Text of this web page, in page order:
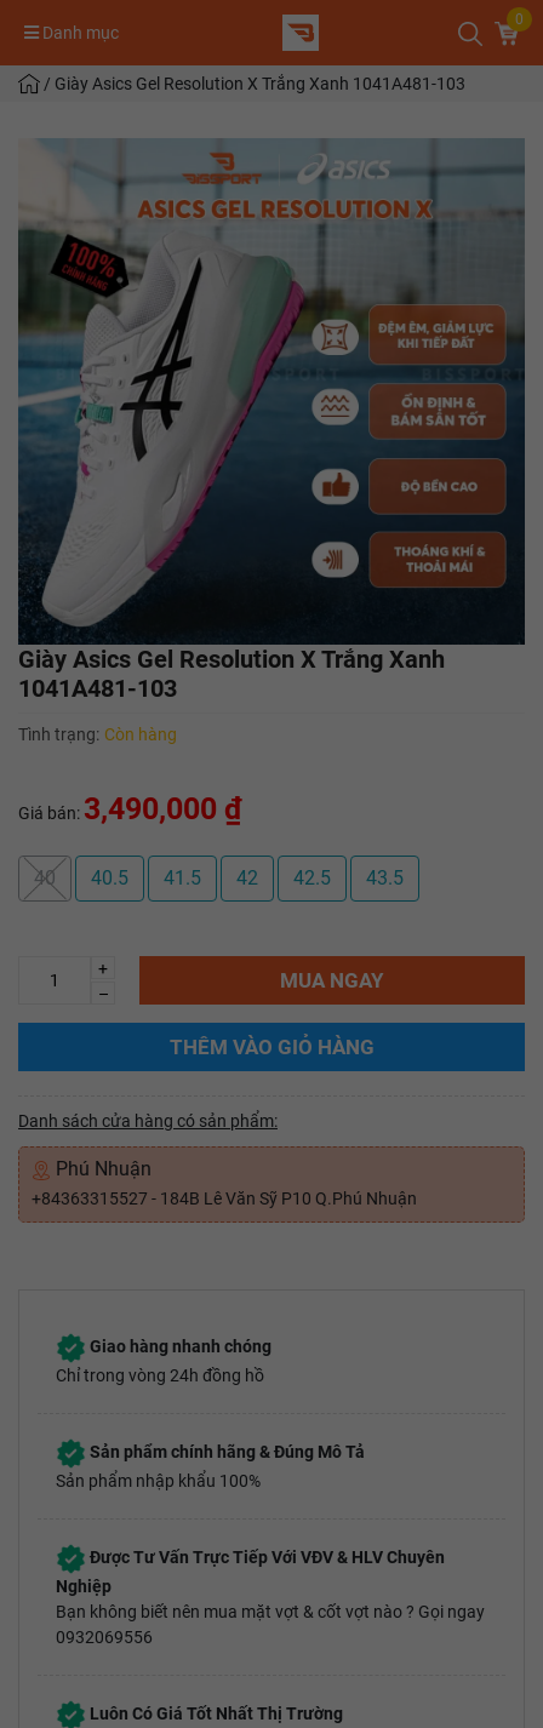
Danh mục
0
/ Giày Asics Gel Resolution X Trắng Xanh 1041A481-103
Giày Asics Gel Resolution X Trắng Xanh
1041A481-103
Tình trạng: Còn hàng
Giá bán: 3,490,000 ₫
40 40.5 41.5 42 42.5 43.5
+
–
MUA NGAY
THÊM VÀO GIỎ HÀNG
Danh sách cửa hàng có sản phẩm:
Phú Nhuận
+84363315527 - 184B Lê Văn Sỹ P10 Q.Phú Nhuận
Giao hàng nhanh chóng
Chỉ trong vòng 24h đồng hồ
Sản phẩm chính hãng & Đúng Mô Tả
Sản phẩm nhập khẩu 100%
Được Tư Vấn Trực Tiếp Với VĐV & HLV Chuyên
Nghiệp
Bạn không biết nên mua mặt vợt & cốt vợt nào ? Gọi ngay
0932069556
Luôn Có Giá Tốt Nhất Thị Trường